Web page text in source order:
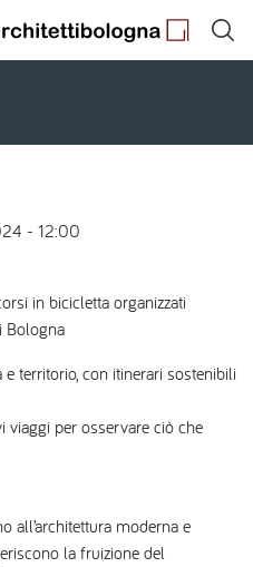
- 12:00
in bicicletta organizzati
Bologna
territorio, con itinerari sostenibili
viaggi per osservare ciò che
all’architettura moderna e
la fruizione del